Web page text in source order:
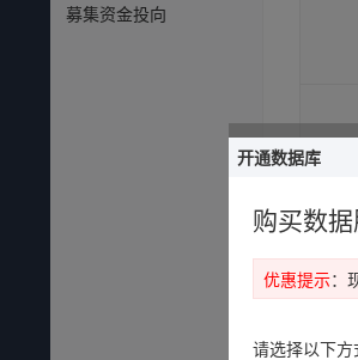
募集资金投向
开通数据库
购买数
优惠提示：
请选择以下方